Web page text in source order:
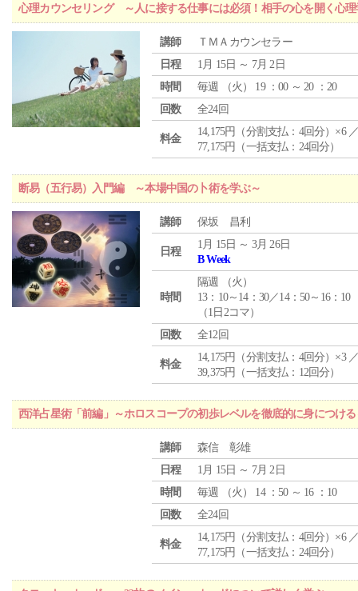
心理カウンセリング ～人に接する仕事には必須！相手の心を開く心理
講師
ＴＭＡカウンセラー
日程
1月 15日 ～ 7月 2日
時間
毎週 （火 ） 19 ：00 ～ 20 ：20
回数
全24回
料金
14,175円（分割支払：4回分）×6
77,175円（一括支払：24回分）
断易（五行易）入門編 ～本場中国の卜術を学ぶ～
講師 保坂 昌利
日程
1月 15日 ～ 3月 26日
B Week
時間
隔週 （火 ）
13：10～14：30／14：50～16：10
（1日2コマ）
回数
全12回
料金
14,175円（分割支払：4回分）×3
39,375円（一括支払：12回分）
西洋占星術「前編」～ホロスコープの初歩レベルを徹底的に身につける
講師
森信 彰雄
日程
1月 15日 ～ 7月 2日
時間
毎週 （火 ） 14 ：50 ～ 16 ：10
回数
全24回
料金
14,175円（分割支払：4回分）×6
77,175円（一括支払：24回分）